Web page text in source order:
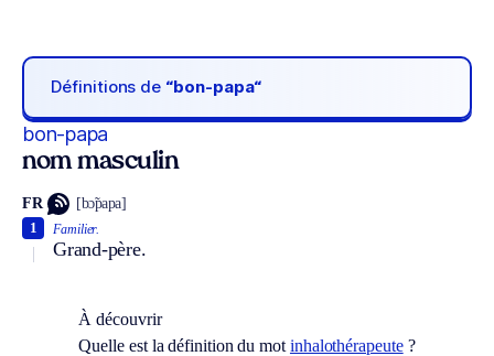
Définitions de “bon-papa“
bon-papa
nom masculin
FR [bɔ̃papa]
Familier.
Grand-père.
1
À découvrir
Quelle est la définition du mot inhalothérapeute?